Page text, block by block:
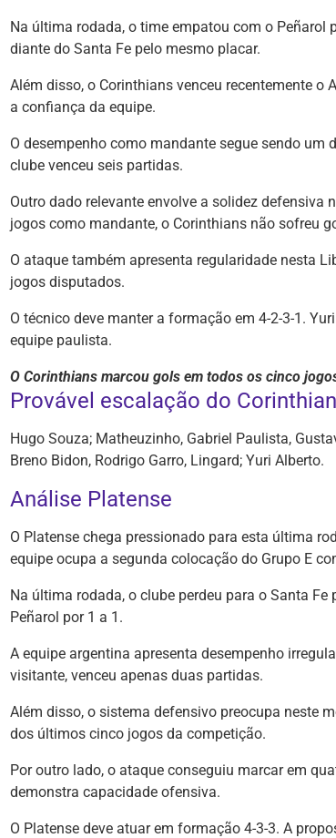
Na última rodada, o time empatou com o Peñarol
diante do Santa Fe pelo mesmo placar.
Além disso, o Corinthians venceu recentemente
a confiança da equipe.
O desempenho como mandante segue sendo
clube venceu seis partidas.
Outro dado relevante envolve a solidez defensiva
jogos como mandante, o Corinthians não sofreu
O ataque também apresenta regularidade nesta
jogos disputados.
O técnico deve manter a formação em 4-2-3-1.
equipe paulista.
O Corinthians marcou gols em todos os cinco
Provável escalação do
Hugo Souza; Matheuzinho, Gabriel Paulista,
Breno Bidon, Rodrigo Garro, Lingard; Yuri Alberto.
Análise Platense
O Platense chega pressionado para esta última
equipe ocupa a segunda colocação do Grupo E
Na última rodada, o clube perdeu para o Santa
Peñarol por 1 a 1.
A equipe argentina apresenta desempenho
visitante, venceu apenas duas partidas.
Além disso, o sistema defensivo preocupa neste
dos últimos cinco jogos da competição.
Por outro lado, o ataque conseguiu marcar em
demonstra capacidade ofensiva.
O Platense deve atuar em formação 4-3-3. A